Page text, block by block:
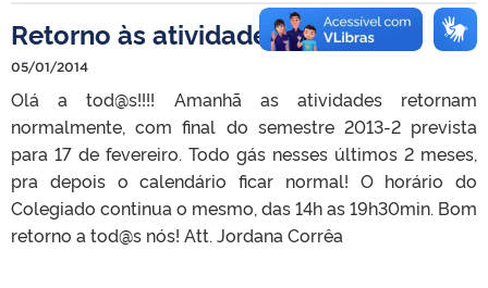
Retorno às atividades
05/01/2014
Olá a tod@s!!!! Amanhã as atividades retornam
normalmente, com final do semestre 2013-2 prevista
para 17 de fevereiro. Todo gás nesses últimos 2 meses,
pra depois o calendário ficar normal! O horário do
Colegiado continua o mesmo, das 14h as 19h30min. Bom
retorno a tod@s nós! Att. Jordana Corrêa